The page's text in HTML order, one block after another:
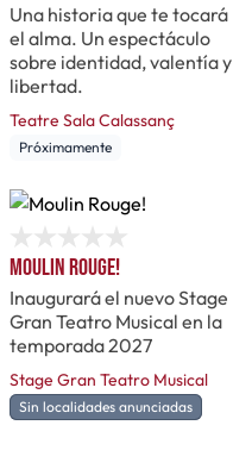
Una historia que te tocará
el alma. Un espectáculo
sobre identidad, valentía y
libertad.
Teatre Sala Calassanç
Próximamente
Moulin Rouge!
Inaugurará el nuevo Stage
Gran Teatro Musical en la
temporada 2027
Stage Gran Teatro Musical
Sin localidades anunciadas